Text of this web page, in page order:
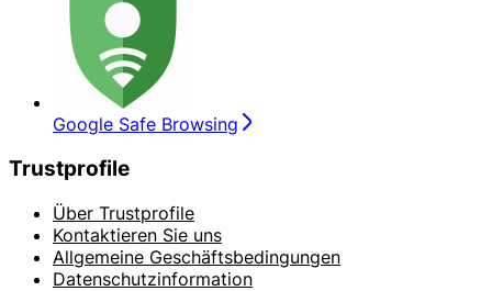
Google Safe Browsing
Trustprofile
Über Trustprofile
Kontaktieren Sie uns
Allgemeine Geschäftsbedingungen
Datenschutzinformation